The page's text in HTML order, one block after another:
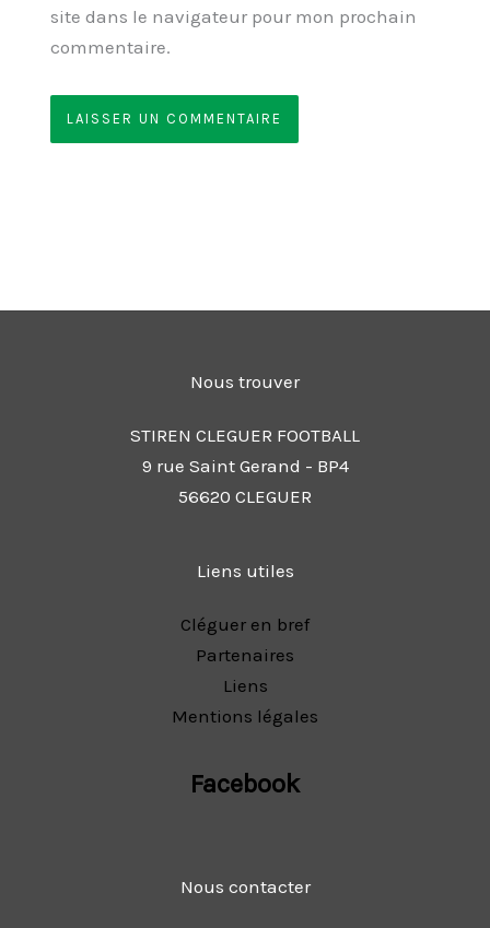
site dans le navigateur pour mon prochain
commentaire.
Nous trouver
STIREN CLEGUER FOOTBALL
9 rue Saint Gerand - BP4
56620 CLEGUER
Liens utiles
Cléguer en bref
Partenaires
Liens
Mentions légales
Facebook
Nous contacter